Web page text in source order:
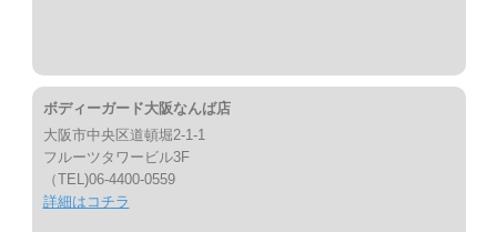
ボディーガード大阪なんば店
大阪市中央区道頓堀2-1-1
フルーツタワービル3F
（TEL)06-4400-0559
詳細はコチラ